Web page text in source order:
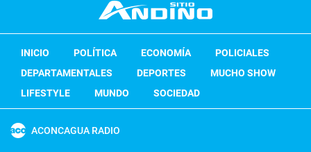
INICIO POLÍTICA ECONOMÍA
POLICIALES
DEPARTAMENTALES
DEPORTES
MUCHO SHOW
LIFESTYLE
MUNDO SOCIEDAD
ACONCAGUA RADIO